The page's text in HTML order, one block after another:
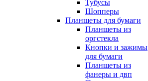
Тубусы
Шопперы
Планшеты для бумаги
Планшеты из
оргстекла
Кнопки и зажимы
для бумаги
Планшеты из
фанеры и двп